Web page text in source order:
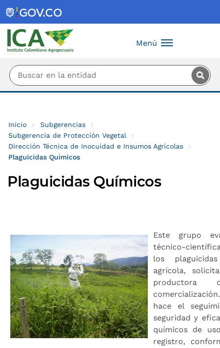
Menú
Inicio
Subgerencias
Subgerencia de Protección Vegetal
Dirección Técnica de Inocuidad e Insumos Agrícolas
Plaguicidas Químicos
Plaguicidas Químicos
Este grupo
técnico-
los
agrícola,
hace el
seguridad y
químicos de
registro,